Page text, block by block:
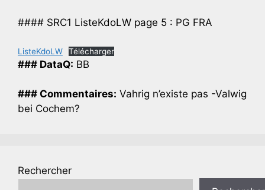
#### SRC1 ListeKdoLW page 5 : PG FRA
ListeKdoLW Télécharger
### DataQ: BB
### Commentaires: Vahrig n’existe pas -Valwig
bei Cochem?
Rechercher